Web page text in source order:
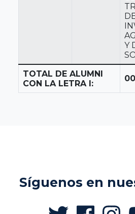
Y
TOTAL DE ALUMNI
CON LA LETRA I:
Síguenos en